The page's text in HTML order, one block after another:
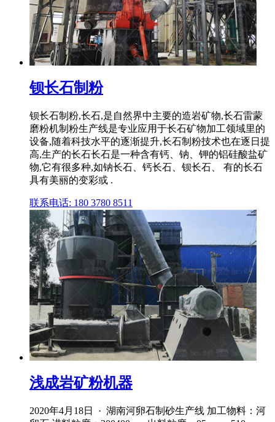
钡长石制粉
钡长石制粉,长石,是自然界中主要的造岩矿物,长石雷蒙
磨粉机制粉生产线是专业应用于长石矿物加工领域里的
设备,随着科技水平的逐渐提升,长石制粉技术也在逐日提
高,生产的长石长石是一种含有钙、钠、钾的铝硅酸盐矿
物,它有很多种,如钠长石、钙长石、钡长石、 有的长石
具有美丽的变彩或 .
联系电话: 180 3780 8511
浅成岩矿粉机器
2020年4月18日 · 湖南河卵石制砂生产线 加工物料：河